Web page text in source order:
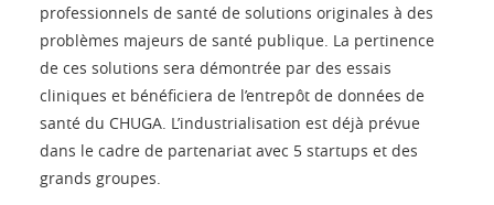
professionnels de santé de solutions originales à des
problèmes majeurs de santé publique. La pertinence
de ces solutions sera démontrée par des essais
cliniques et bénéficiera de l’entrepôt de données de
santé du CHUGA. L’industrialisation est déjà prévue
dans le cadre de partenariat avec 5 startups et des
grands groupes.